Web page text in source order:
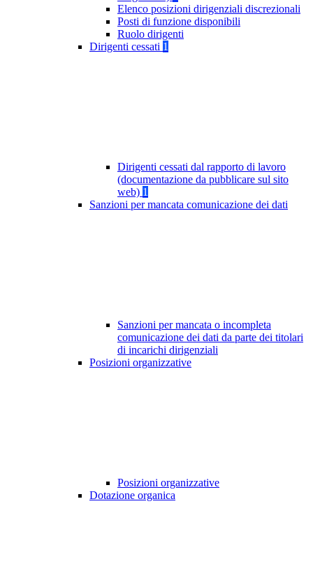
Elenco posizioni dirigenziali discrezionali
Posti di funzione disponibili
Ruolo dirigenti
Dirigenti cessati 1
Dirigenti cessati dal rapporto di lavoro
(documentazione da pubblicare sul sito
web) 1
Sanzioni per mancata comunicazione dei dati
Sanzioni per mancata o incompleta
comunicazione dei dati da parte dei titolari
di incarichi dirigenziali
Posizioni organizzative
Posizioni organizzative
Dotazione organica